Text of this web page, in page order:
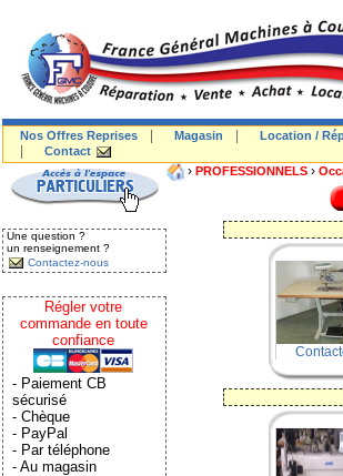
Nos Offres Reprises Magasin Location /
Contact
Une question ?
un renseignement ?
Contactez-nous
Régler votre
commande en toute
confiance
- Paiement CB
sécurisé
- Chèque
- PayPal
- Par téléphone
- Au magasin
› PROFESSIONNELS ›